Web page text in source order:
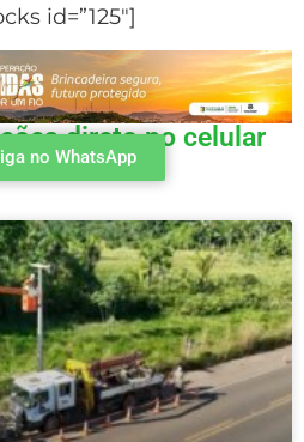
id=”125″]
direto no celular
no WhatsApp